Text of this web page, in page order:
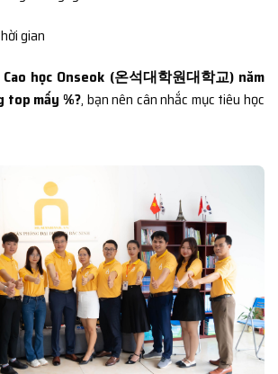
gian
Cao học Onseok (온석대학원대학교) năm
top mấy %?, bạn nên cân nhắc mục tiêu học